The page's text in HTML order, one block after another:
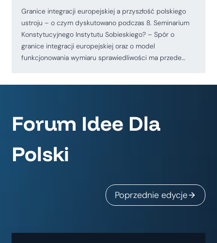
Granice integracji europejskiej a przyszłość polskiego
ustroju – o czym dyskutowano podczas 8. Seminarium
Konstytucyjnego Instytutu Sobieskiego? – Spór o
granice integracji europejskiej oraz o model
funkcjonowania wymiaru sprawiedliwości ma przede…
Forum Idee Dla
Polski
Poprzednie edycje